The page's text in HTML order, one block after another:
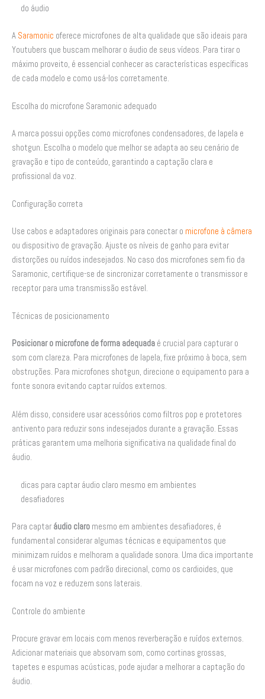
do áudio
A Saramonic oferece microfones de alta qualidade que são ideais para
Youtubers que buscam melhorar o áudio de seus vídeos. Para tirar o
máximo proveito, é essencial conhecer as características específicas
de cada modelo e como usá-los corretamente.
Escolha do microfone Saramonic adequado
A marca possui opções como microfones condensadores, de lapela e
shotgun. Escolha o modelo que melhor se adapta ao seu cenário de
gravação e tipo de conteúdo, garantindo a captação clara e
profissional da voz.
Configuração correta
Use cabos e adaptadores originais para conectar o microfone à câmera
ou dispositivo de gravação. Ajuste os níveis de ganho para evitar
distorções ou ruídos indesejados. No caso dos microfones sem fio da
Saramonic, certifique-se de sincronizar corretamente o transmissor e
receptor para uma transmissão estável.
Técnicas de posicionamento
Posicionar o microfone de forma adequada é crucial para capturar o
som com clareza. Para microfones de lapela, fixe próximo à boca, sem
obstruções. Para microfones shotgun, direcione o equipamento para a
fonte sonora evitando captar ruídos externos.
Além disso, considere usar acessórios como filtros pop e protetores
antivento para reduzir sons indesejados durante a gravação. Essas
práticas garantem uma melhoria significativa na qualidade final do
áudio.
dicas para captar áudio claro mesmo em ambientes
desafiadores
Para captar áudio claro mesmo em ambientes desafiadores, é
fundamental considerar algumas técnicas e equipamentos que
minimizam ruídos e melhoram a qualidade sonora. Uma dica importante
é usar microfones com padrão direcional, como os cardioides, que
focam na voz e reduzem sons laterais.
Controle do ambiente
Procure gravar em locais com menos reverberação e ruídos externos.
Adicionar materiais que absorvam som, como cortinas grossas,
tapetes e espumas acústicas, pode ajudar a melhorar a captação do
áudio.